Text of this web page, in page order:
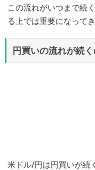
この流れがいつまで続
る上では重要になってき
円買いの流れが続く
米ドル/円は円買いが続